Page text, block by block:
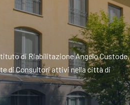
di Riabilitazione Angelo Custode,
di Consultori attivi nella città di